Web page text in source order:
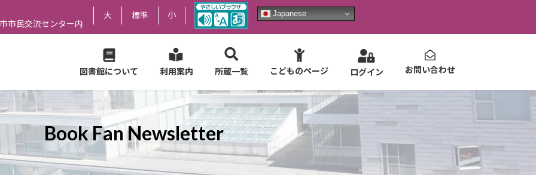
市民交流センター内
大 標準 小 Japanese
図書館について 利用案内 所蔵一覧 こどものページ ログイン お問い合わせ
Book Fan Newsletter